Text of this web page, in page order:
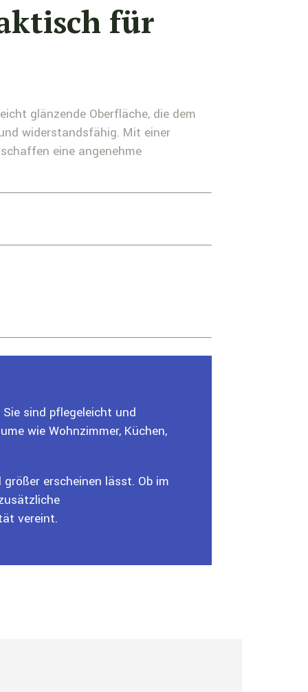
für
glänzende Oberfläche, die dem
widerstandsfähig. Mit einer
eine angenehme
sind pflegeleicht und
wie Wohnzimmer, Küchen,
erscheinen lässt. Ob im
vereint.